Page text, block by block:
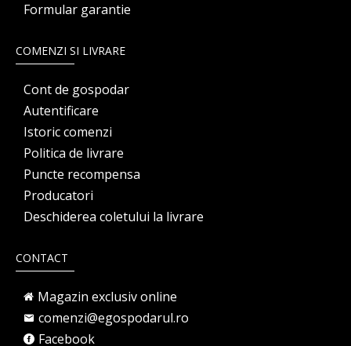
Formular garantie
COMENZI SI LIVRARE
Cont de gospodar
Autentificare
Istoric comenzi
Politica de livrare
Puncte recompensa
Producatori
Deschiderea coletului la livrare
CONTACT
Magazin exclusiv online
comenzi@egospodarul.ro
Facebook